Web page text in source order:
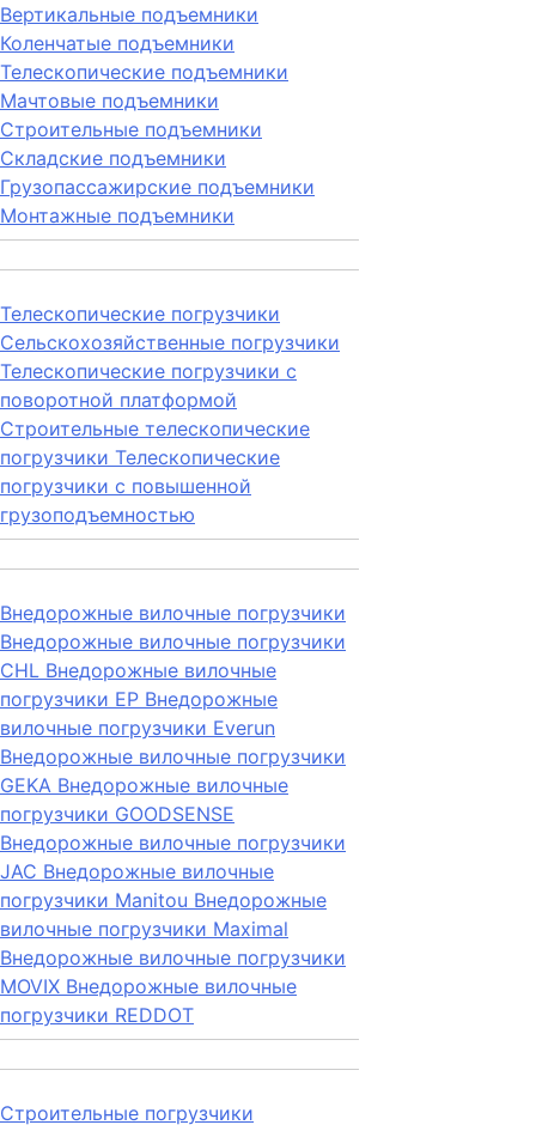
Вертикальные подъемники
Коленчатые подъемники
Телескопические подъемники
Мачтовые подъемники
Строительные подъемники
Складские подъемники
Грузопассажирские подъемники
Монтажные подъемники
Телескопические погрузчики
Сельскохозяйственные погрузчики
Телескопические погрузчики с
поворотной платформой
Строительные телескопические
погрузчики Телескопические
погрузчики с повышенной
грузоподъемностью
Внедорожные вилочные погрузчики
Внедорожные вилочные погрузчики
CHL Внедорожные вилочные
погрузчики EP Внедорожные
вилочные погрузчики Everun
Внедорожные вилочные погрузчики
GEKA Внедорожные вилочные
погрузчики GOODSENSE
Внедорожные вилочные погрузчики
JAC Внедорожные вилочные
погрузчики Manitou Внедорожные
вилочные погрузчики Maximal
Внедорожные вилочные погрузчики
MOVIX Внедорожные вилочные
погрузчики REDDOT
Строительные погрузчики